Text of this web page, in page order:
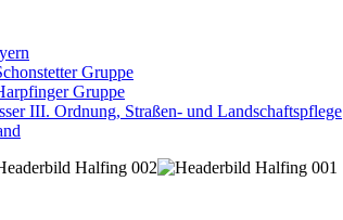
Gruppe
Gruppe
III. Ordnung, Straßen- und Landschaftspflege